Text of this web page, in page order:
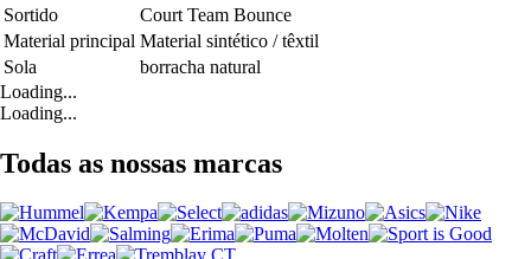
Sortido
Court Team Bounce
Material principal Material sintético / têxtil
Sola
borracha natural
Loading...
Loading...
Todas as nossas marcas